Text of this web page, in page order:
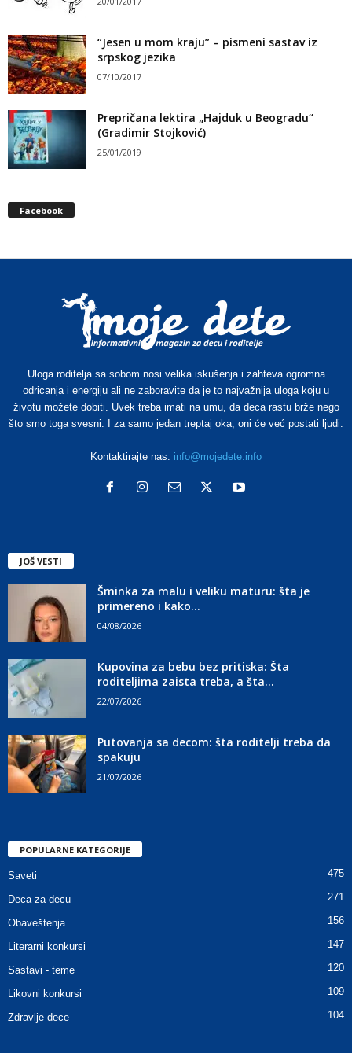
“Jesen u mom kraju” – pismeni sastav iz
srpskog jezika
07/10/2017
Prepričana lektira „Hajduk u Beogradu“
(Gradimir Stojković)
25/01/2019
Facebook
Uloga roditelja sa sobom nosi velika iskušenja i zahteva ogromna
odricanja i energiju ali ne zaboravite da je to najvažnija uloga koju u
životu možete dobiti. Uvek treba imati na umu, da deca rastu brže nego
što smo toga svesni. I za samo jedan treptaj oka, oni će već postati ljudi.
Kontaktirajte nas: info@mojedete.info
JOŠ VESTI
Šminka za malu i veliku maturu: šta je
primereno i kako...
04/08/2026
Kupovina za bebu bez pritiska: Šta
roditeljima zaista treba, a šta...
22/07/2026
Putovanja sa decom: šta roditelji treba da
spakuju
21/07/2026
POPULARNE KATEGORIJE
Saveti 475
Deca za decu 271
Obaveštenja 156
Literarni konkursi 147
Sastavi - teme 120
Likovni konkursi 109
Zdravlje dece 104